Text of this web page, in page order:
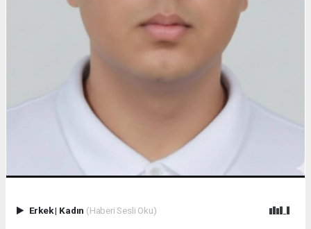
Erkek| Kadın (Haberi Sesli Oku)